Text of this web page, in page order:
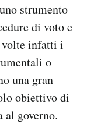
strumento
di voto e
volte infatti i
o
una gran
obiettivo di
governo.